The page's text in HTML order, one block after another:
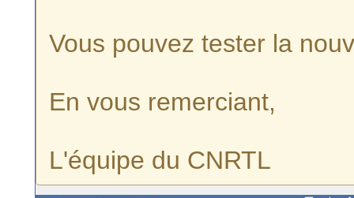
Vous pouvez tester la
En vous remerciant,
L'équipe du CNRTL